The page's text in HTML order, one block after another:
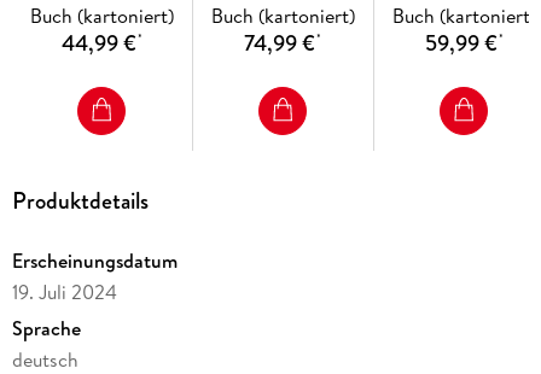
Sparkassen
Buch (kartoniert)
44,99 €*
Buch (kartoniert)
74,99 €*
Buch (kartoniert)
59,99 €*
Produktdetails
Erscheinungsdatum
19. Juli 2024
Sprache
deutsch